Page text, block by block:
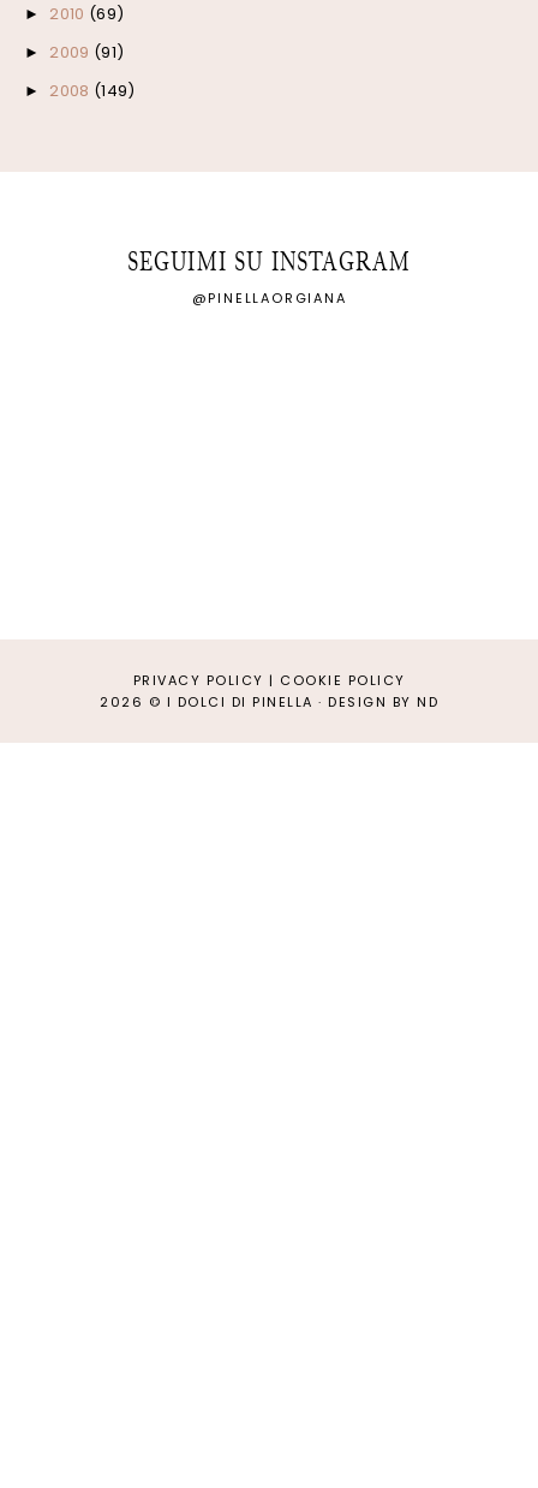
► 2010 (69)
► 2009 (91)
► 2008 (149)
SEGUIMI SU INSTAGRAM
@PINELLAORGIANA
PRIVACY POLICY | COOKIE POLICY
2026 © I DOLCI DI PINELLA · DESIGN BY ND